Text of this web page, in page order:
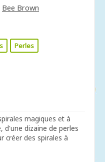
Bee Brown
Perles
magiques et à
d'une dizaine de perles
créer des spirales à